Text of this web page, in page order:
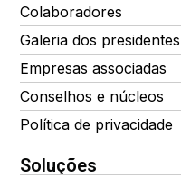
Colaboradores
Galeria dos presidentes
Empresas associadas
Conselhos e núcleos
Política de privacidade
Soluções